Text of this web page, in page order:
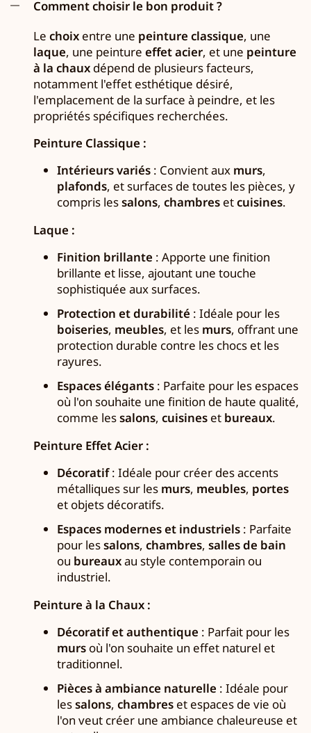
Comment choisir le bon produit ?
Le choix entre une peinture classique, une
laque, une peinture effet acier, et une peinture
à la chaux dépend de plusieurs facteurs,
notamment l'effet esthétique désiré,
l'emplacement de la surface à peindre, et les
propriétés spécifiques recherchées.
Peinture Classique :
Intérieurs variés: Convient aux murs,
plafonds, et surfaces de toutes les pièces, y
compris lessalons, chambresetcuisines.
Laque :
Finition brillante : Apporte une finition
brillante et lisse, ajoutant une touche
sophistiquée aux surfaces.
Protection et durabilité : Idéale pour les
boiseries, meubles, et les murs, offrant une
protection durable contre les chocs et les
rayures.
Espaces élégants: Parfaite pour les espaces
où l'on souhaite une finition de haute qualité,
comme lessalons, cuisineset bureaux.
Peinture Effet Acier :
Décoratif: Idéale pour créer des accents
métalliques sur les murs, meubles, portes
et objets décoratifs.
Espaces modernes et industriels: Parfaite
pour lessalons, chambres, salles de bain
ou bureauxau style contemporain ou
industriel.
Peinture à la Chaux :
Décoratif et authentique : Parfait pour les
mursoù l'on souhaite un effet naturel et
traditionnel.
Pièces à ambiance naturelle : Idéale pour
lessalons, chambreset espaces de vie où
l'on veut créer une ambiance chaleureuse et